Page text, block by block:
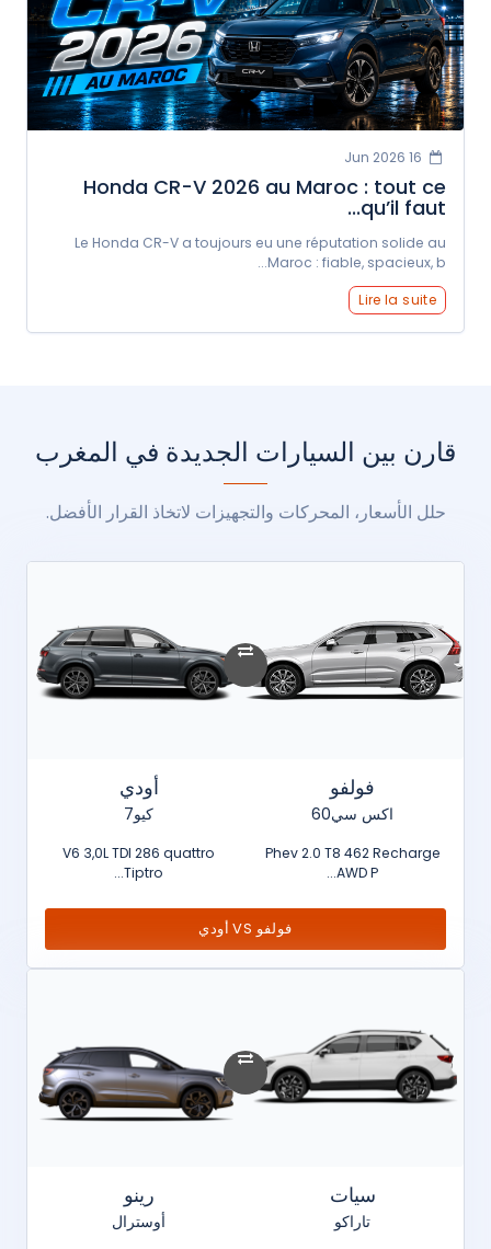
Honda CR-V 2026 au Maroc : tout ce
qu’il faut...
Le Honda CR-V a toujours eu une réputation solide au
Maroc : fiable, spacieux, b...
Lire la suite
قارن بين السيارات الجديدة في المغرب
حلل الأسعار، المحركات والتجهيزات لاتخاذ القرار الأفضل.
فولفو
اكس سي60
Phev 2.0 T8 462 Recharge
AWD P...
أودي
كيو7
V6 3,0L TDI 286 quattro
Tiptro...
فولفو VS أودي
سيات
تاراكو
رينو
أوسترال